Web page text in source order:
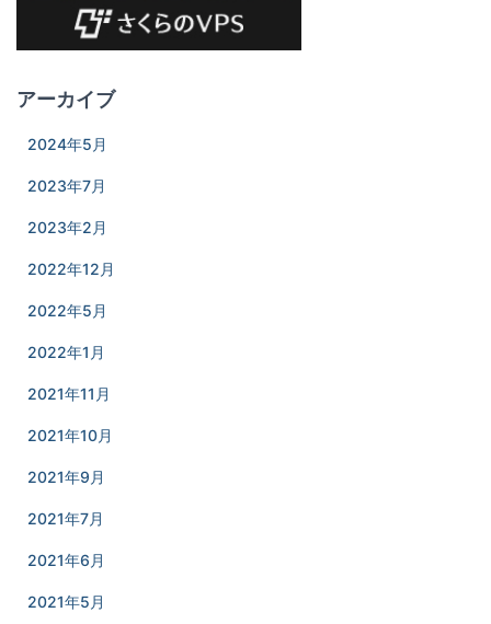
アーカイブ
2024年5月
2023年7月
2023年2月
2022年12月
2022年5月
2022年1月
2021年11月
2021年10月
2021年9月
2021年7月
2021年6月
2021年5月